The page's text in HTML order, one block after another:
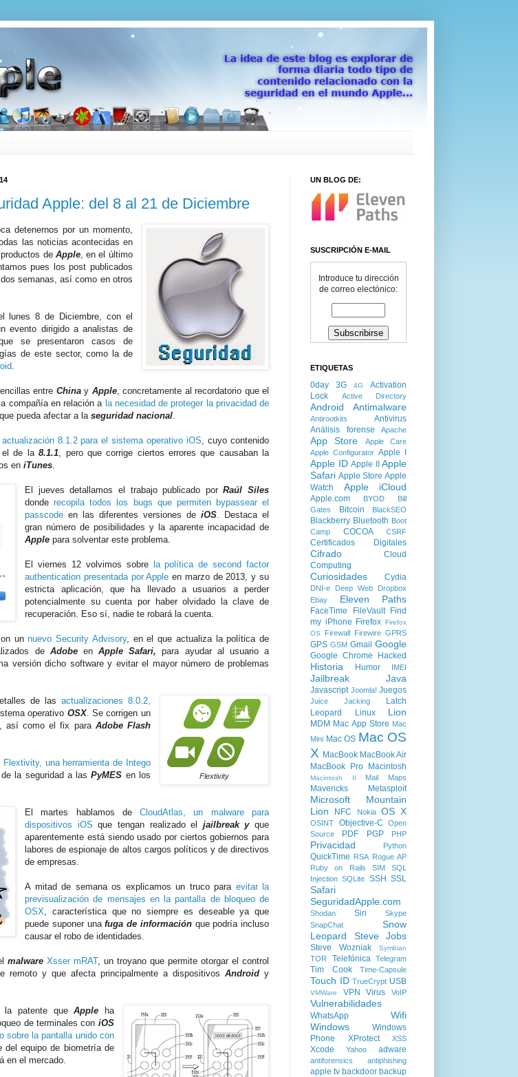
Apple: del 8 al 21 de Diciembre
detenernos por un momento,
las noticias acontecidas en
de Apple, en el último
pues los post publicados
semanas, así como en otros
lunes 8 de Diciembre, con el
evento dirigido a analistas de
se presentaron casos de
de este sector, como la de
.
entre Chinay Apple, concretamente al recordatorio que el
compañía en relación a la necesidad de proteger la privacidad de
pueda afectar a laseguridad nacional.
actualización 8.1.2 para el sistema operativo iOS, cuyo contenido
el de la8.1.1, pero que corrige ciertos errores que causaban la
en iTunes.
El jueves detallamos el trabajo publicado porRaúl Siles
donde recopila todos los bugs que permiten bypassear el
passcode en las diferentes versiones deiOS. Destaca el
gran número de posibilidades y la aparente incapacidad de
Applepara solventar este problema.
El viernes 12 volvimos sobre
la política de second factor
authentication presentada por Apple en marzo de 2013, y su
estricta aplicación, que ha llevado a usuarios a perder
potencialmente su cuenta por haber olvidado la clave de
recuperación. Eso sí, nadie te robará la cuenta.
unnuevo Security Advisory, en el que actualiza la política de
de Adobe enApple Safari, para ayudar al usuario a
versión dicho software y evitar el mayor número de problemas
Flextivity
de las actualizaciones 8.0.2,
operativo OSX. Se corrigen un
así como el fix para Adobe Flash
Flextivity, una herramienta de Intego
de la seguridad a lasPyMES en los
El martes hablamos deCloudAtlas, un malware para
dispositivos iOS que tengan realizado el jailbreak yque
aparentemente está siendo usado por ciertos gobiernos para
labores de espionaje de altos cargos políticos y de directivos
de empresas.
A mitad de semana os explicamos un truco para evitar la
previsualización de mensajes en la pantalla de bloqueo de
OSX, característica que no siempre es deseable ya que
puede suponer unafuga de información que podría incluso
causar el robo de identidades.
malware Xsser mRAT, un troyano que permite otorgar el control
remoto y que afecta principalmente a dispositivos Android y
la patente queApple ha
de terminales con iOS
sobre la pantalla unido con
del equipo de biometría de
en el mercado.
UN BLOG DE:
SUSCRIPCIÓN E-MAIL
Introduce tu dirección
de correo electónico:
ETIQUETAS
0day 3G 4G
Activation
Lock
Active Directory
Android Antimalware
Antirootkits
Antivirus
Análisis forense
Apache
App Store
Apple Care
Apple Configurator Apple I
Apple ID Apple II
Apple
Safari Apple Store Apple
Watch
Apple iCloud
Apple.com BYOD
Bill
Gates
Bitcoin BlackSEO
Blackberry Bluetooth Boot
Camp
COCOA CSRF
Certificados Digitales
Cifrado
Cloud
Computing
Curiosidades Cydia
DNI-e Deep Web
Dropbox
Ebay
Eleven Paths
FaceTime FileVault
Find
my iPhone Firefox Firefox
OS
Firewall Firewire GPRS
GPS GSM Gmail Google
Google Chrome Hacked
Historia Humor IMEI
Jailbreak Java
Javascript Joomla! Juegos
Juice Jacking
Latch
Leopard
Linux Lion
MDM Mac App Store Mac
Mini Mac OS Mac OS
X MacBook MacBook Air
MacBook Pro
Macintosh
Macintosh II Mail Maps
Mavericks Metasploit
Microsoft
Mountain
Lion
NFC Nokia OS X
OSINT Objective-C
Open
Source
PDF PGP PHP
Privacidad Python
QuickTime RSA Rogue AP
Ruby on Rails
SIM
SQL
Injection SQLite SSH SSL
Safari
SeguridadApple.com
Shodan Siri
Skype
SnapChat
Snow
Leopard
Steve Jobs
Steve Wozniak Symbian
TOR Telefónica Telegram
Tim Cook Time-Capsule
Touch ID TrueCrypt USB
VMWare VPN Virus VoIP
Vulnerabilidades
WhatsApp
Wifi
Windows
Windows
Phone
XProtect XSS
Xcode Yahoo adware
antiforensics antiphishing
apple tv backdoor backup